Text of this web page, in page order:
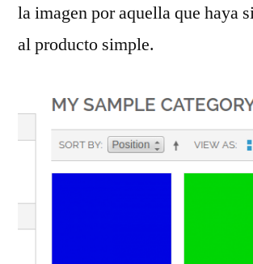
la imagen por aquella que haya
al producto simple.